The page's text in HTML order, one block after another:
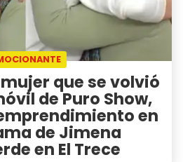
que se volvió
de Puro Show,
en
de Jimena
en El Trece